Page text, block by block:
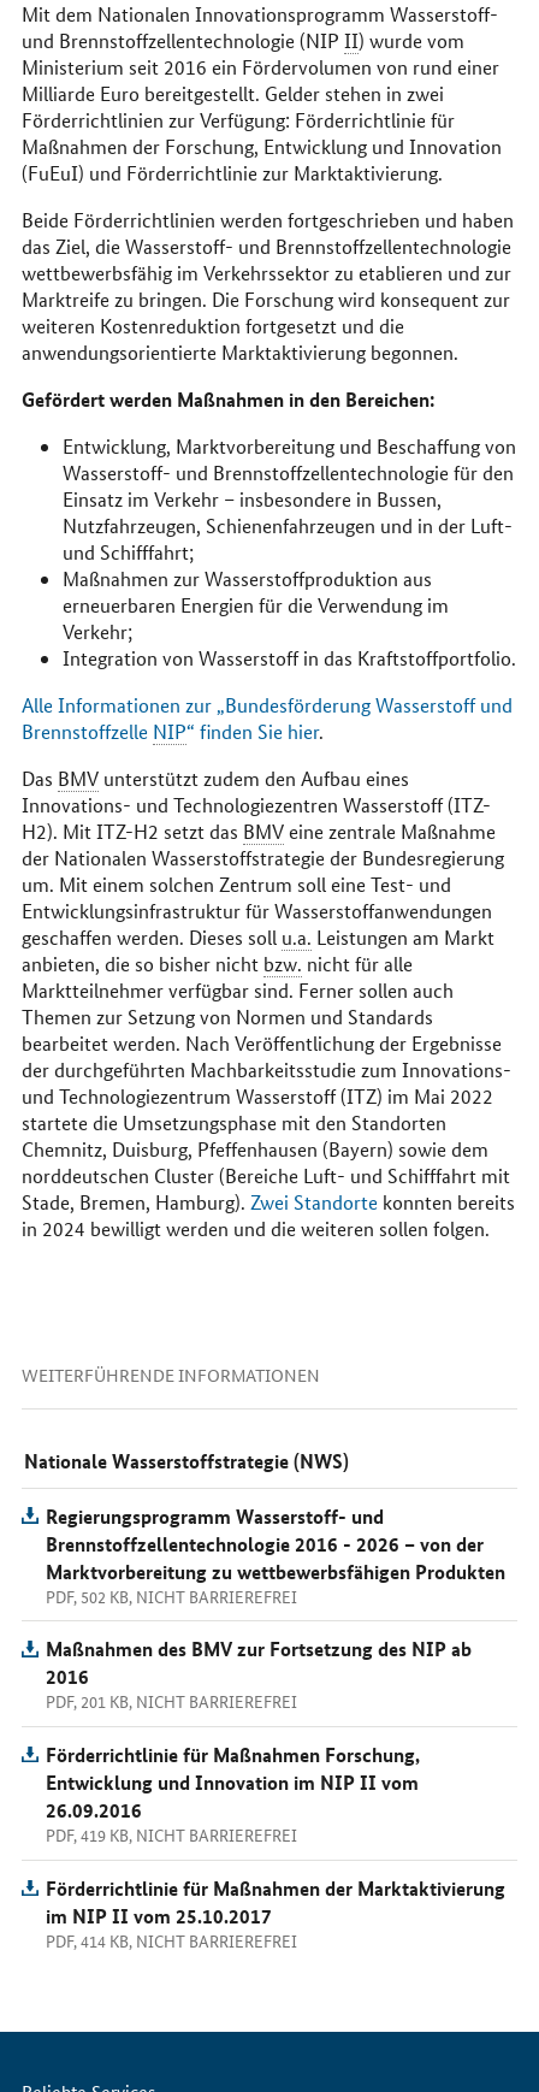
Mit dem Nationalen Innovationsprogramm Wasserstoff-
und Brennstoffzellentechnologie (NIP II) wurde vom
Ministerium seit 2016 ein Fördervolumen von rund einer
Milliarde Euro bereitgestellt. Gelder stehen in zwei
Förderrichtlinien zur Verfügung: Förderrichtlinie für
Maßnahmen der Forschung, Entwicklung und Innovation
(FuEuI) und Förderrichtlinie zur Marktaktivierung.
Beide Förderrichtlinien werden fortgeschrieben und haben
das Ziel, die Wasserstoff- und Brennstoffzellentechnologie
wettbewerbsfähig im Verkehrssektor zu etablieren und zur
Marktreife zu bringen. Die Forschung wird konsequent zur
weiteren Kostenreduktion fortgesetzt und die
anwendungsorientierte Marktaktivierung begonnen.
Gefördert werden Maßnahmen in den Bereichen:
Entwicklung, Marktvorbereitung und Beschaffung von
Wasserstoff- und Brennstoffzellentechnologie für den
Einsatz im Verkehr – insbesondere in Bussen,
Nutzfahrzeugen, Schienenfahrzeugen und in der Luft-
und Schifffahrt;
Maßnahmen zur Wasserstoffproduktion aus
erneuerbaren Energien für die Verwendung im
Verkehr;
Integration von Wasserstoff in das Kraftstoffportfolio.
Alle Informationen zur „Bundesförderung Wasserstoff und
Brennstoffzelle NIP“ finden Sie hier.
Das BMVunterstützt zudem den Aufbau eines
Innovations- und Technologiezentren Wasserstoff (ITZ-
H2). Mit ITZ-H2 setzt das BMVeine zentrale Maßnahme
der Nationalen Wasserstoffstrategie der Bundesregierung
um. Mit einem solchen Zentrum soll eine Test- und
Entwicklungsinfrastruktur für Wasserstoffanwendungen
geschaffen werden. Dieses soll u.a. Leistungen am Markt
anbieten, die so bisher nicht bzw. nicht für alle
Marktteilnehmer verfügbar sind. Ferner sollen auch
Themen zur Setzung von Normen und Standards
bearbeitet werden. Nach Veröffentlichung der Ergebnisse
der durchgeführten Machbarkeitsstudie zum Innovations-
und Technologiezentrum Wasserstoff (ITZ) im Mai 2022
startete die Umsetzungsphase mit den Standorten
Chemnitz, Duisburg, Pfeffenhausen (Bayern) sowie dem
norddeutschen Cluster (Bereiche Luft- und Schifffahrt mit
Stade, Bremen, Hamburg). Zwei Standortekonnten bereits
in 2024 bewilligt werden und die weiteren sollen folgen.
WEITERFÜHRENDE INFORMATIONEN
Nationale Wasserstoffstrategie (NWS)
Regierungsprogramm Wasserstoff- und
Brennstoffzellentechnologie 2016 - 2026 – von der
Marktvorbereitung zu wettbewerbsfähigen Produkten
PDF, 502 KB, NICHT BARRIEREFREI
Maßnahmen des BMV zur Fortsetzung des NIP ab
2016
PDF, 201 KB, NICHT BARRIEREFREI
Förderrichtlinie für Maßnahmen Forschung,
Entwicklung und Innovation im NIP II vom
26.09.2016
PDF, 419 KB, NICHT BARRIEREFREI
Förderrichtlinie für Maßnahmen der Marktaktivierung
im NIP II vom 25.10.2017
PDF, 414 KB, NICHT BARRIEREFREI